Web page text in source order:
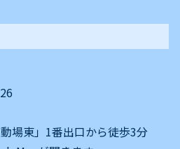
場東」1番出口から徒歩3分